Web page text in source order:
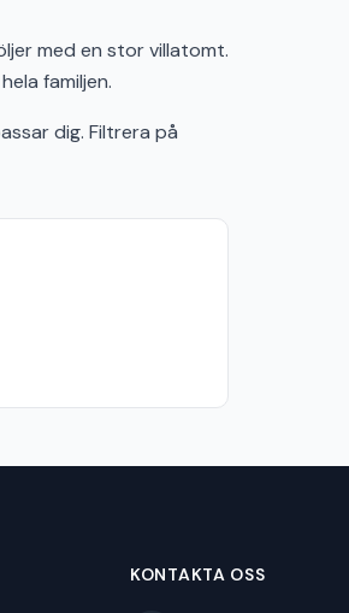
med en stor villatomt.
familjen.
dig. Filtrera på
KONTAKTA OSS